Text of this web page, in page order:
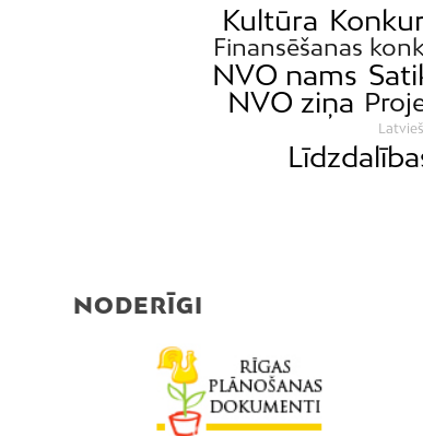
Kultūra
Finansēšanas
NVO nams
NVO ziņa
NODERĪGI